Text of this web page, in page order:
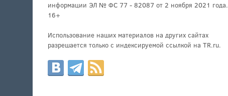
информации ЭЛ № ФС 77 - 82087 от 2 ноября 2021 года.
16+
Использование наших материалов на других сайтах
разрешается только с индексируемой ссылкой на TR.ru.